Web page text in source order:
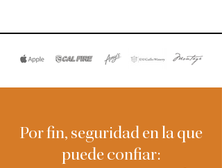
Por fin, seguridad en la que
puede confiar: